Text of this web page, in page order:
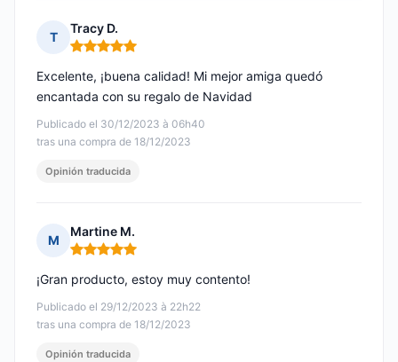
T
Tracy D.
Nota: 5 de 5
Publicado el 30/12/2023 à 06h40
tras una compra de 18/12/2023
Excelente, ¡buena calidad! Mi mejor amiga quedó
encantada con su regalo de Navidad
Opinión traducida
M
Martine M.
Nota: 5 de 5
Publicado el 29/12/2023 à 22h22
tras una compra de 18/12/2023
¡Gran producto, estoy muy contento!
Opinión traducida